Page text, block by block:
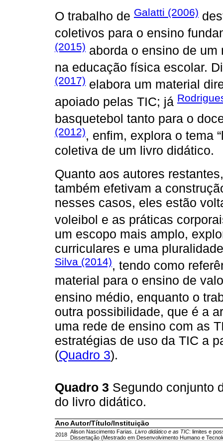
O trabalho de Galatti (2006)
coletivos para o ensino
(2015) aborda o ensino de
na educação física escolar.
(2017) elabora um material
apoiado pelas TIC; já
basquetebol tanto para o
(2012), enfim, explora o tema
coletiva de um livro didático.
Quanto aos autores
também efetivam a
nesses casos, eles estão
voleibol e as práticas
um escopo mais amplo,
curriculares e uma
Silva (2014), tendo como
material para o ensino de
ensino médio, enquanto o
outra possibilidade, que é a
uma rede de ensino com as
estratégias de uso da TIC a
(Quadro 3).
Quadro 3 Segundo conjunto
do livro didático.
Ano Autor/Título/Instituição
2018 Alison Nascimento Farias. Livro didático e as TIC: limites e
Dissertação (Mestrado em Desenvolvimento Humano e